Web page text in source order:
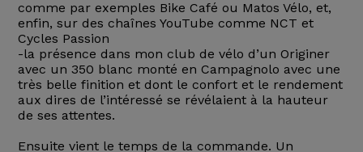
comme par exemples Bike Café ou Matos Vélo, et,
enfin, sur des chaînes YouTube comme NCT et
Cycles Passion
-la présence dans mon club de vélo d’un Originer
avec un 350 blanc monté en Campagnolo avec une
très belle finition et dont le confort et le rendement
aux dires de l’intéressé se révélaient à la hauteur
de ses attentes.
Ensuite vient le temps de la commande. Un